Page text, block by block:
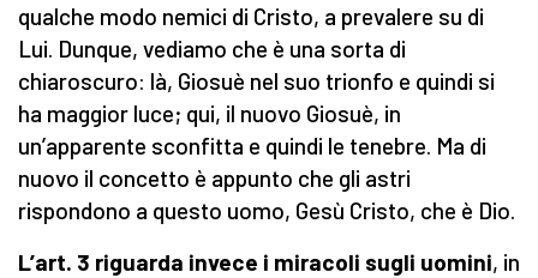
qualche modo nemici di Cristo, a prevalere su di
Lui. Dunque, vediamo che è una sorta di
chiaroscuro: là, Giosuè nel suo trionfo e quindi si
ha maggior luce; qui, il nuovo Giosuè, in
un’apparente sconfitta e quindi le tenebre. Ma di
nuovo il concetto è appunto che gli astri
rispondono a questo uomo, Gesù Cristo, che è Dio.
L’art. 3 riguarda invece i miracoli sugli uomini, in